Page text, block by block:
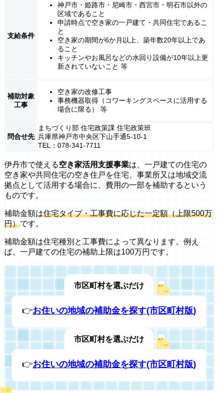
支給条件
神戸市・姫路市・尼崎市・西宮市・明石市以外の
区域であること
申請時点で空き家の一戸建て・共同住宅であるこ
と
空き家の期間が6か月以上、築年数20年以上であ
ること
キッチンやお風呂などの水回り設備が10年以上更
新されていないこと 等
補助対象
工事
空き家の改修工事
事務機器取得（コワーキングスペースに活用する
場合に限る） 等
問合せ先
まちづくり部 住宅政策課 住宅政策班
兵庫県神戸市中央区下山手通5-10-1
TEL：078-341-7711
伊丹市で使える空き家活用支援事業は、一戸建ての住宅の
空き家や共同住宅の空き住戸を住宅、事業所又は地域交流
拠点として活用する場合に、費用の一部を補助するという
ものです。
補助金額は住宅タイプ・工事費に応じた一定額（上限500万
円）です。
補助金額は住宅種別と工事費によって異なります。例え
ば、一戸建ての住宅の補助上限は100万円です。
市区町村を選ぶだけ
👉お住いの地域の補助金を探す(市区町村版)
市区町村を選ぶだけ
👉お住いの地域の補助金を探す(市区町村版)